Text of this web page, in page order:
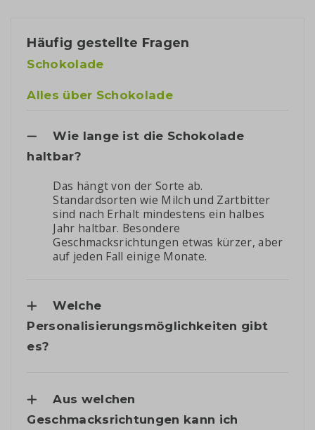
Häufig gestellte Fragen
Schokolade
Alles über Schokolade
Wie lange ist die Schokolade
haltbar?
Das hängt von der Sorte ab.
Standardsorten wie Milch und Zartbitter
sind nach Erhalt mindestens ein halbes
Jahr haltbar. Besondere
Geschmacksrichtungen etwas kürzer, aber
auf jeden Fall einige Monate.
Welche
Personalisierungsmöglichkeiten gibt
es?
Aus welchen
Geschmacksrichtungen kann ich